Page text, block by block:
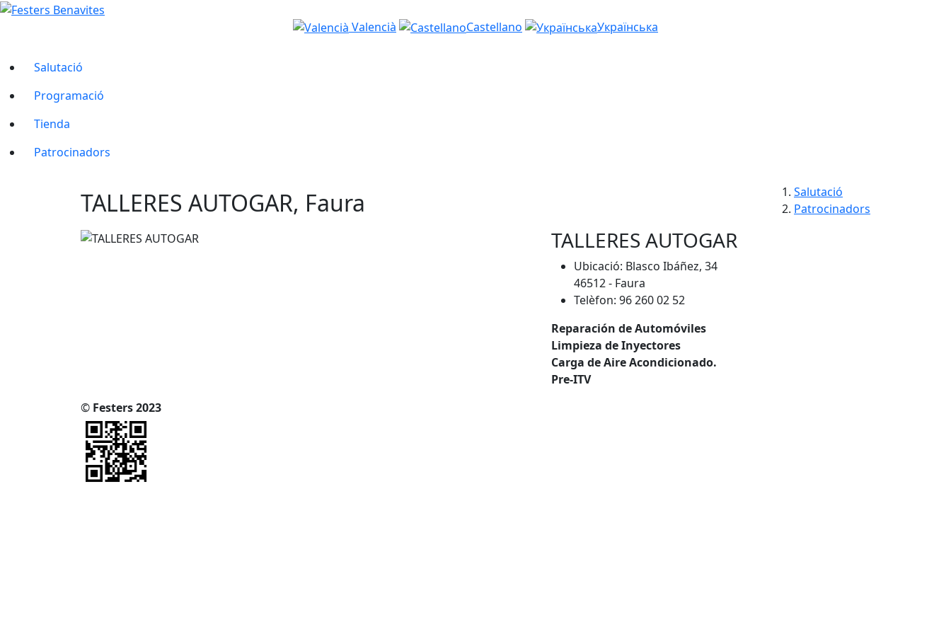
Valencià Castellano Українська
Salutació
Programació
Tienda
Patrocinadors
TALLERES AUTOGAR, Faura
Salutació
Patrocinadors
TALLERES AUTOGAR
Ubicació: Blasco Ibáñez, 34
46512 - Faura
Telèfon: 96 260 02 52
Reparación de Automóviles
Limpieza de Inyectores
Carga de Aire Acondicionado.
Pre-ITV
© Festers 2023